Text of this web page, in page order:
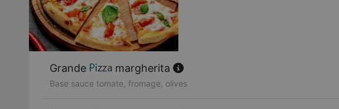
Grande margherita
Base sauce tomate, fromage, olives